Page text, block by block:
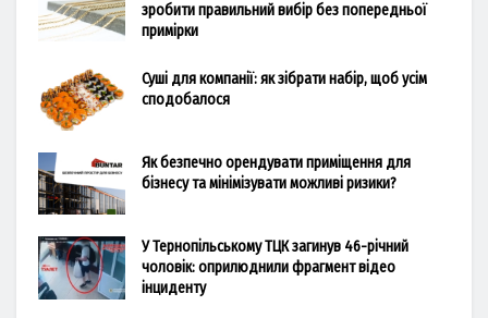
зробити правильний вибір без попередньої
примірки
Суші для компанії: як зібрати набір, щоб усім
сподобалося
Як безпечно орендувати приміщення для
бізнесу та мінімізувати можливі ризики?
У Тернопільському ТЦК загинув 46-річний
чоловік: оприлюднили фрагмент відео
інциденту